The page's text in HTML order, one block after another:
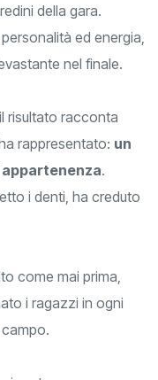
della gara.
ed energia,
nel finale.
il risultato racconta
rappresentato: un
.
i denti, ha creduto
come mai prima,
i ragazzi in ogni